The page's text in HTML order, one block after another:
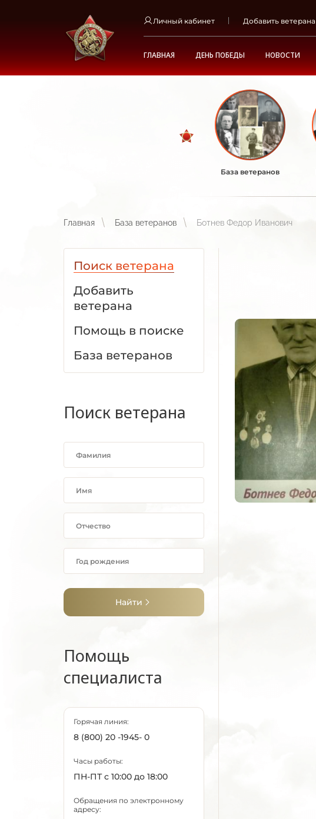
Личный кабинет Добавить ветерана
ГЛАВНАЯ ДЕНЬ ПОБЕДЫ НОВОСТИ
База ветеранов
Главная База ветеранов Ботнев Федор Иванович
Поиск ветерана
Добавить
ветерана
Помощь в поиске
База ветеранов
Поиск ветерана
Найти
Помощь
специалиста
Горячая линия:
8 (800) 20 -1945- 0
Часы работы:
ПН-ПТ с 10:00 до 18:00
Обращения по электронному
адресу: